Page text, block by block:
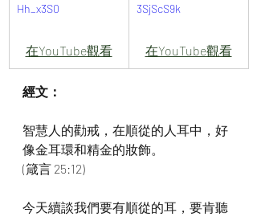
Hh_x3S0
在YouTube觀看
3SjScS9k
在YouTube觀看
經文：
智慧人的勸戒，在順從的人耳中，好
像金耳環和精金的妝飾。
(箴言 25:12)
今天續談我們要有順從的耳，要肯聽